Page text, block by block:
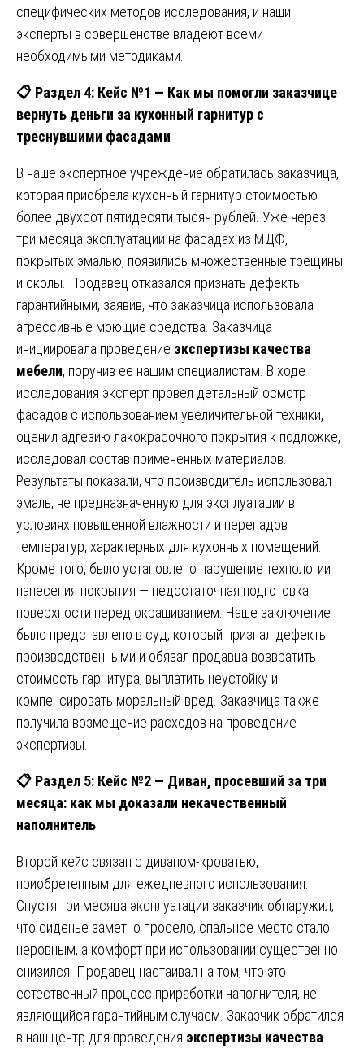
специфических методов исследования, и наши
эксперты в совершенстве владеют всеми
необходимыми методиками.
📋 Раздел 4: Кейс №1 — Как мы помогли заказчице
вернуть деньги за кухонный гарнитур с
треснувшими фасадами
В наше экспертное учреждение обратилась заказчица,
которая приобрела кухонный гарнитур стоимостью
более двухсот пятидесяти тысяч рублей. Уже через
три месяца эксплуатации на фасадах из МДФ,
покрытых эмалью, появились множественные трещины
и сколы. Продавец отказался признать дефекты
гарантийными, заявив, что заказчица использовала
агрессивные моющие средства. Заказчица
инициировала проведение экспертизы качества
мебели, поручив ее нашим специалистам. В ходе
исследования эксперт провел детальный осмотр
фасадов с использованием увеличительной техники,
оценил адгезию лакокрасочного покрытия к подложке,
исследовал состав примененных материалов.
Результаты показали, что производитель использовал
эмаль, не предназначенную для эксплуатации в
условиях повышенной влажности и перепадов
температур, характерных для кухонных помещений.
Кроме того, было установлено нарушение технологии
нанесения покрытия — недостаточная подготовка
поверхности перед окрашиванием. Наше заключение
было представлено в суд, который признал дефекты
производственными и обязал продавца возвратить
стоимость гарнитура, выплатить неустойку и
компенсировать моральный вред. Заказчица также
получила возмещение расходов на проведение
экспертизы.
📋 Раздел 5: Кейс №2 — Диван, просевший за три
месяца: как мы доказали некачественный
наполнитель
Второй кейс связан с диваном-кроватью,
приобретенным для ежедневного использования.
Спустя три месяца эксплуатации заказчик обнаружил,
что сиденье заметно просело, спальное место стало
неровным, а комфорт при использовании существенно
снизился. Продавец настаивал на том, что это
естественный процесс приработки наполнителя, не
являющийся гарантийным случаем. Заказчик обратился
в наш центр для проведения экспертизы качества